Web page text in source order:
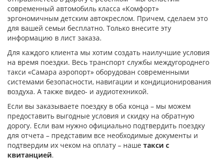
современный автомобиль класса «Комфорт»
эргономичным детским автокреслом. Причем, сделаем это
для вашей семьи бесплатно. Только внесите эту
информацию в лист заказа.
Для каждого клиента мы хотим создать наилучшие условия
на время поездки. Весь транспорт службы междугороднего
такси «Самара аэропорт» оборудован современными
системами безопасности, навигации и кондиционирования
воздуха. А также видео- и аудиотехникой.
Если вы заказываете поездку в оба конца – мы можем
предоставить выгодные условия и скидку на обратную
дорогу. Если вам нужно официально подтвердить поездку
для отчета – представим все необходимые документы и
подтвердим их чеком на оплату – наше такси с
квитанцией.